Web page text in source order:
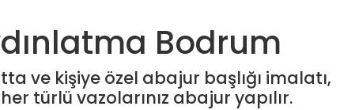
Bodrum
ve kişiye özel abajur başlığı imalatı,
türlü vazolarınız abajur yapılır.